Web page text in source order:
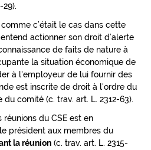
c’était le cas dans cette
actionner son droit d’alerte
de faits de nature à
la situation économique de
à l'employeur de lui fournir des
est inscrite de droit à l'ordre du
comité (c. trav. art. L. 2312-63).
réunions du CSE est en
président aux membres du
la réunion (c. trav. art. L. 2315-